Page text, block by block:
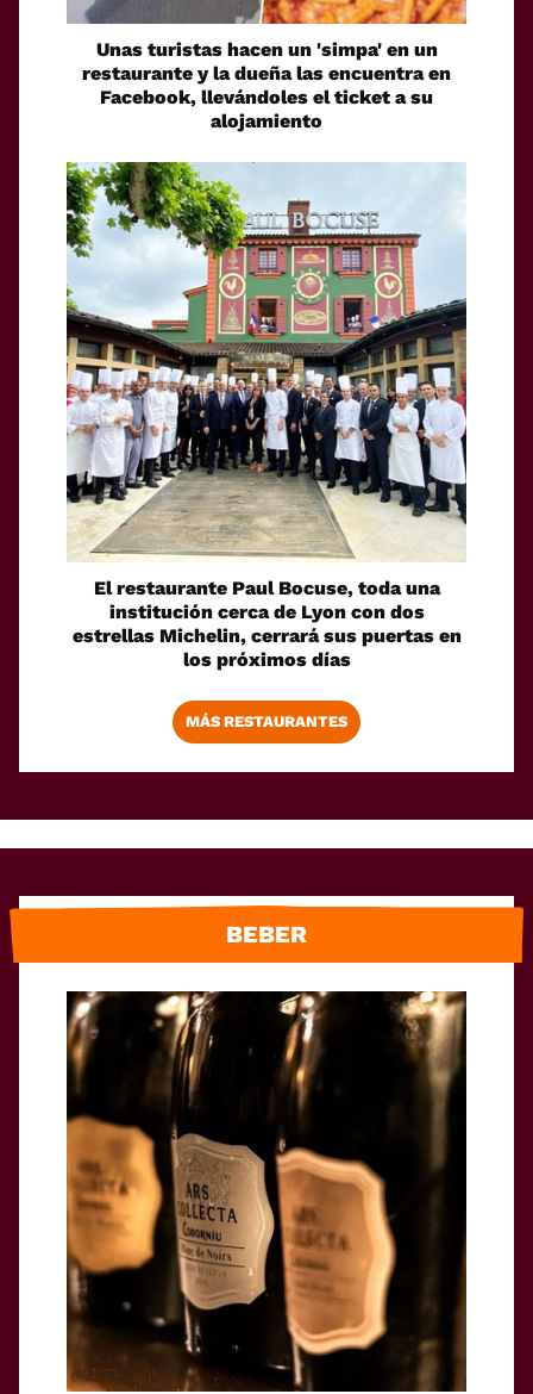
Unas turistas hacen un 'simpa' en un
restaurante y la dueña las encuentra en
Facebook, llevándoles el ticket a su
alojamiento
El restaurante Paul Bocuse, toda una
institución cerca de Lyon con dos
estrellas Michelin, cerrará sus puertas en
los próximos días
MÁS RESTAURANTES
BEBER